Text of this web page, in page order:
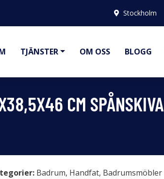
Stockholm
TJÄNSTER OM OSS BLOGG
CM SPÅNSKIVA
Badrum, Handfat, Badrumsmöbler